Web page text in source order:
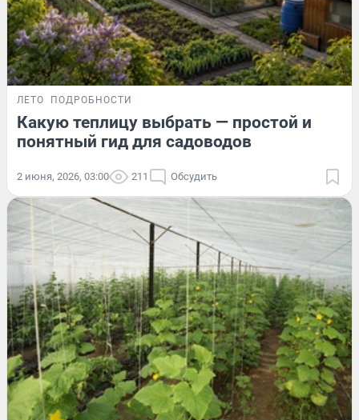
ЛЕТО ПОДРОБНОСТИ
Какую теплицу выбрать — простой и
понятный гид для садоводов
2 июня, 2026, 03:00 211 Обсудить